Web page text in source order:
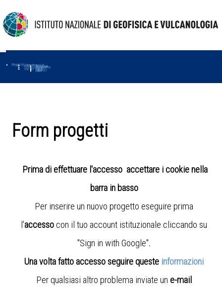
Progetti
Progetti Dipartimentali
AmbienteAmused
Macmap
Tropomag
TerremotiFurther
Muse
Vulcani First
Impact
Love-cf
Uno
Form progetti
Prima di effettuare l'accesso accettare i cookie nella
barra in basso
Per inserire un nuovo progetto eseguire prima
l'accesso con il tuo account istituzionale cliccando su
"Sign in with Google".
Una volta fatto accesso seguire queste informazioni
Per qualsiasi altro problema inviate un e-mail